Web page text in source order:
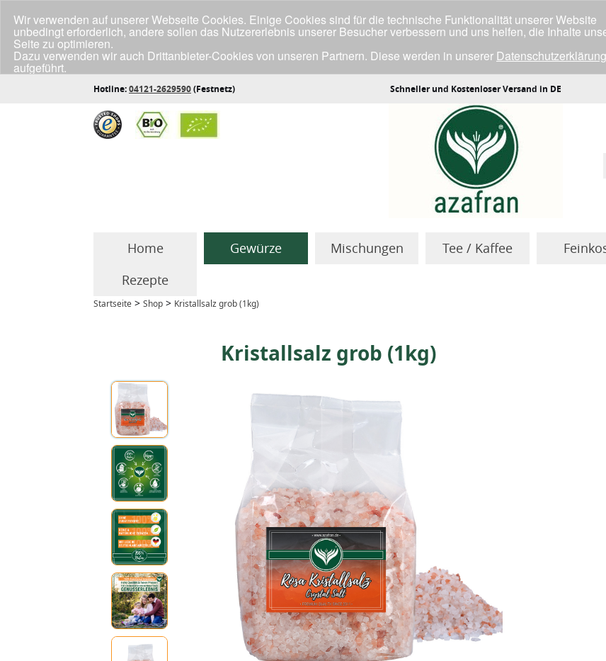
Hotline:04121-2629590(Festnetz) Schneller und Kostenloser Versand in DE
Home Gewürze Mischungen Tee / Kaffee
Rezepte
Startseite > Shop > Kristallsalz grob (1kg)
Kristallsalz grob (1kg)
Wir verwenden auf unserer Webseite Cookies. Einige Cookies sind für die technische Funktionalität unserer Website
unbedingt erforderlich, andere sollen das Nutzererlebnis unserer Besucher verbessern und uns helfen, die Inhalte
Seite zu optimieren.
Dazu verwenden wir auch Drittanbieter-Cookies von unseren Partnern. Diese werden in unserer Datenschutzerklärung
aufgeführt.
Klicke unten auf "Annehmen", wenn du mit der Verwendung aller Cookies einverstanden bist.